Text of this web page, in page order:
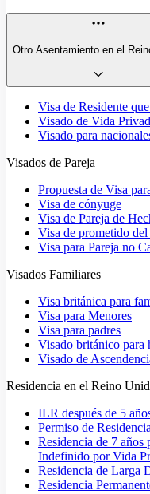
Otro Asentamiento en el
Visa de Residente
Visado de Vida
Visado para
Visados de Pareja
Propuesta de Visa
Visa de cónyuge
Visa de Pareja de
Visa de prometido
Visa para Pareja no
Visados Familiares
Visa británica para
Visa para Menores
Visa para padres
Visado británico para
Visado de
Residencia en el Reino
ILR después de 5
Permiso de
Residencia de 7 años
Indefinido por Vida
Residencia de Larga
Residencia